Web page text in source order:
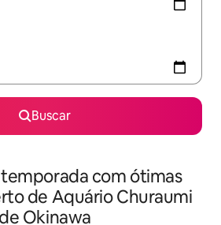
Buscar
com ótimas
de Aquário Churaumi
de Okinawa